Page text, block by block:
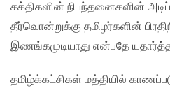
சக்திகளின் நிபந்தனைகளின்
தீர்வொன்றுக்கு தமிழர்களின்
இணங்கமுடியாது என்பதே
தமிழ்க்கட்சிகள் மத்தியில்